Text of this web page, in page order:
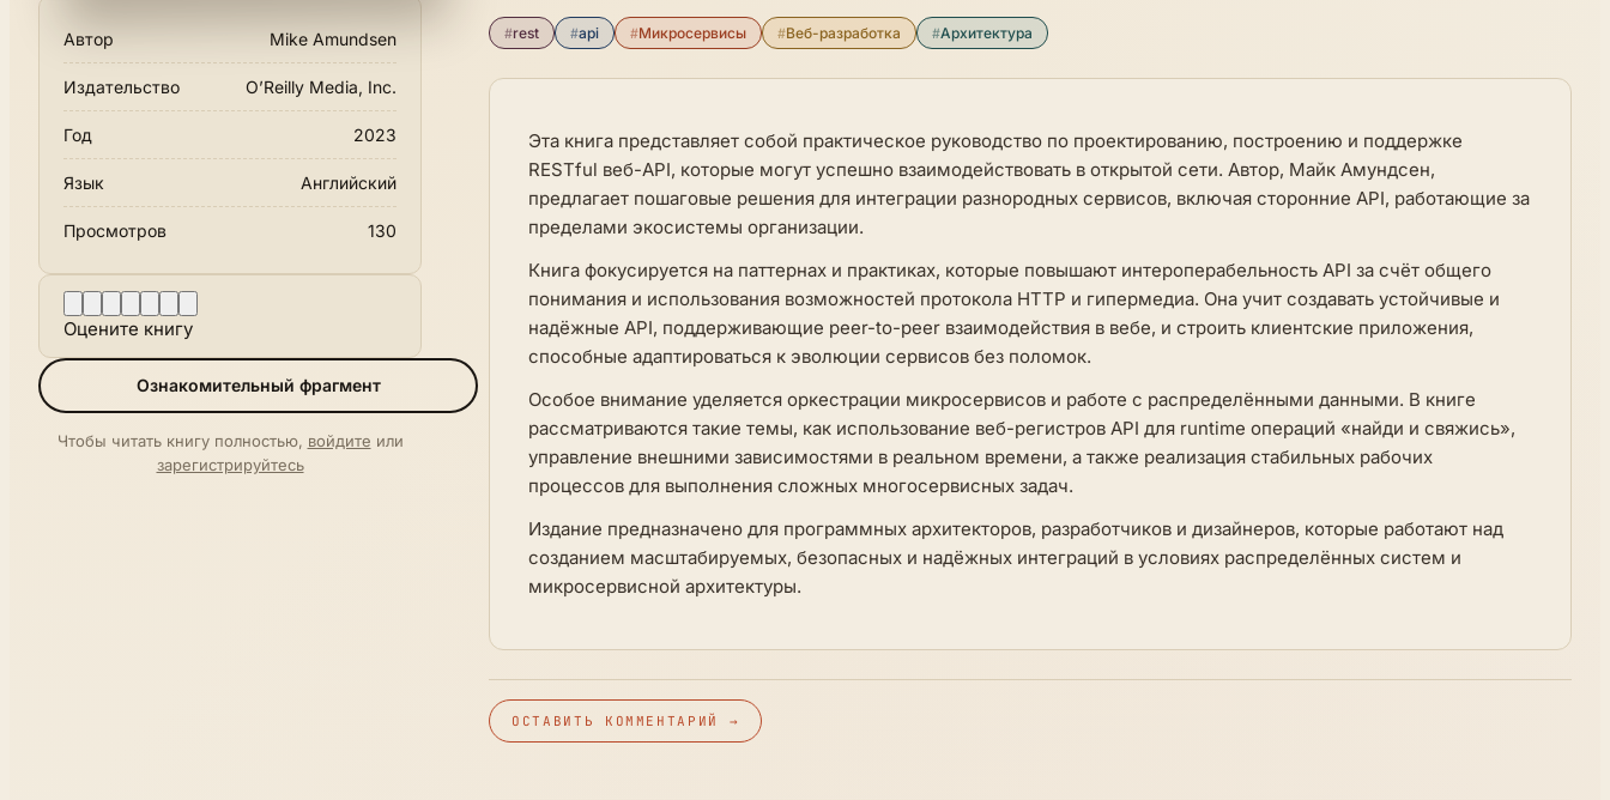
Автор Mike Amundsen
Издательство O’Reilly Media, Inc.
Год 2023
Язык Английский
Просмотров 130
Оцените книгу
Ознакомительный фрагмент
Чтобы читать книгу полностью, войдите или
зарегистрируйтесь
#rest #api #Микросервисы #Веб-разработка #Архитектура
Эта книга представляет собой практическое руководство по проектированию, построению и поддержке
RESTful веб-API, которые могут успешно взаимодействовать в открытой сети. Автор, Майк Амундсен,
предлагает пошаговые решения для интеграции разнородных сервисов, включая сторонние API, работающие за
пределами экосистемы организации.
Книга фокусируется на паттернах и практиках, которые повышают интероперабельность API за счёт общего
понимания и использования возможностей протокола HTTP и гипермедиа. Она учит создавать устойчивые и
надёжные API, поддерживающие peer-to-peer взаимодействия в вебе, и строить клиентские приложения,
способные адаптироваться к эволюции сервисов без поломок.
Особое внимание уделяется оркестрации микросервисов и работе с распределёнными данными. В книге
рассматриваются такие темы, как использование веб-регистров API для runtime операций «найди и свяжись»,
управление внешними зависимостями в реальном времени, а также реализация стабильных рабочих
процессов для выполнения сложных многосервисных задач.
Издание предназначено для программных архитекторов, разработчиков и дизайнеров, которые работают над
созданием масштабируемых, безопасных и надёжных интеграций в условиях распределённых систем и
микросервисной архитектуры.
ОСТАВИТЬ КОММЕНТАРИЙ →